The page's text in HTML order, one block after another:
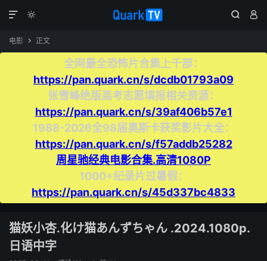
  

电影  正文
全网最全恐怖片合集上千部：
https://pan.quark.cn/s/dcdb01793a09
张雪峰绝版高考志愿填报相关资源：
https://pan.quark.cn/s/39af406b57e1
1988-2026全98届奥斯卡获奖影片大全：
https://pan.quark.cn/s/f57addb25282
周星驰经典电影合集.高清1080P
1000+纪录片过暑假：
https://pan.quark.cn/s/45d337bc4833
猫妖小杏.化け猫あんずちゃん .2024.1080p.
日语中字